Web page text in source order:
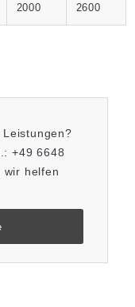
2000 2600
+49 6648
wir helfen